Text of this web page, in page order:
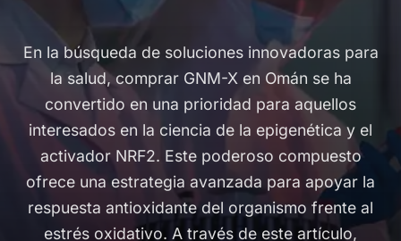
En la búsqueda de soluciones innovadoras para
la salud, comprar GNM-X en Omán se ha
convertido en una prioridad para aquellos
interesados en la ciencia de la epigenética y el
activador NRF2. Este poderoso compuesto
ofrece una estrategia avanzada para apoyar la
respuesta antioxidante del organismo frente al
estrés oxidativo. A través de este artículo,